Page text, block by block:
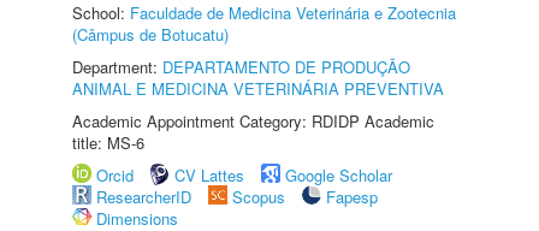
School: Faculdade de Medicina Veterinária e Zootecnia
(Câmpus de Botucatu)
Department: DEPARTAMENTO DE PRODUÇÃO
ANIMAL E MEDICINA VETERINÁRIA PREVENTIVA
Academic Appointment Category: RDIDP Academic
title: MS-6
Orcid
CV Lattes
Google Scholar
ResearcherID
Scopus
Fapesp
Dimensions